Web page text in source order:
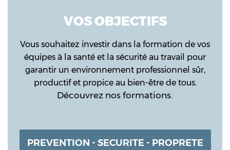
VOS OBJECTIFS
Vous souhaitez investir dans la formation de vos
équipes à la santé et la sécurité au travail pour
garantir un environnement professionnel sûr,
productif et propice au bien-être de tous.
Découvrez nos formations.
PREVENTION - SECURITE - PROPRETE